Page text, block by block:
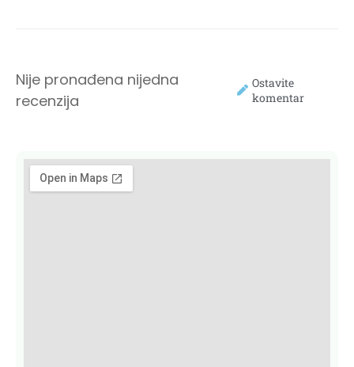
Nije pronađena nijedna
recenzija
Ostavite
komentar